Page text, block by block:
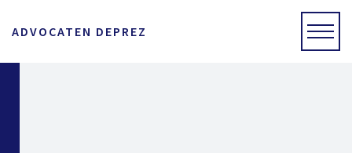
ADVOCATEN DEPREZ